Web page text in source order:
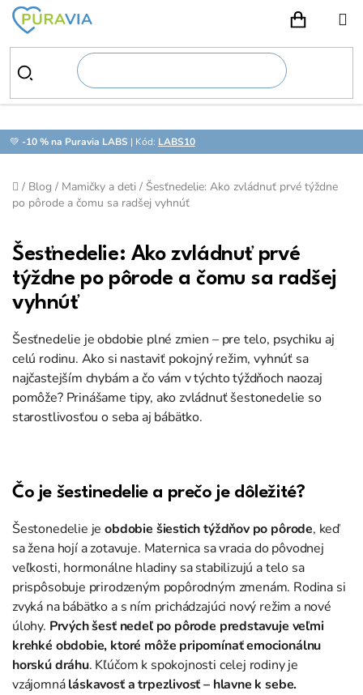
Prejsť
obsah
💚 -10 % na Puravia LABS | Kód: LABS10
Domov
/ Blog / Mamičky a deti / Šesťnedelie: Ako zvládnuť prvé týždne
po pôrode a čomu sa radšej vyhnúť
Šesťnedelie: Ako zvládnuť prvé
týždne po pôrode a čomu sa radšej
vyhnúť
Šesťnedelie je obdobie plné zmien – pre telo, psychiku aj
celú rodinu. Ako si nastaviť pokojný režim, vyhnúť sa
najčastejším chybám a čo vám v týchto týždňoch naozaj
pomôže? Prinášame tipy, ako zvládnuť šestonedelie so
starostlivosťou o seba aj bábätko.
Čo je šestinedelie a prečo je dôležité?
Šestonedelie jeobdobie šiestich týždňov po pôrode, keď
sa žena hojí a zotavuje. Maternica sa vracia do pôvodnej
veľkosti, hormonálne hladiny sa stabilizujú a telo sa
prispôsobuje prirodzeným popôrodným zmenám. Rodina si
zvyká na bábätko a s ním prichádzajúci nový režim a nové
úlohy. Prvých šesť nedeľ po pôrode predstavuje veľmi
krehké obdobie, ktoré môže pripomínať emocionálnu
horskú dráhu. Kľúčom k spokojnosti celej rodiny je
vzájomnáláskavosť a trpezlivosť – hlavne k sebe.